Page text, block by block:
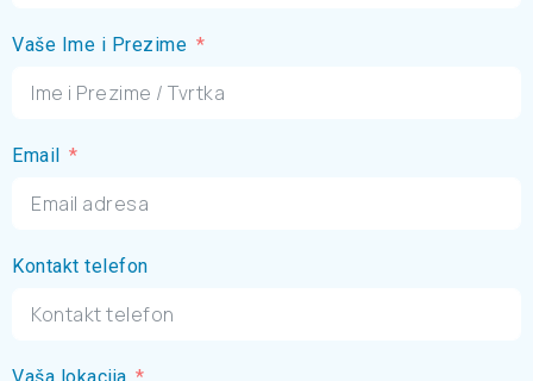
Vaše Ime i Prezime
Email
Kontakt telefon